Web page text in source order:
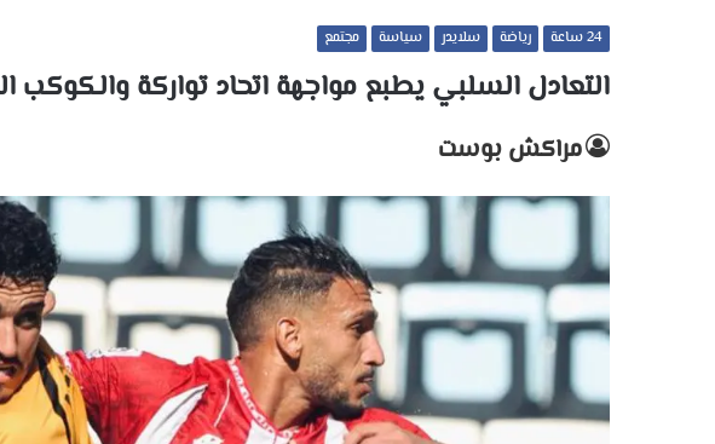
24 ساعة رياضة سلايدر سياسة مجتمع
التعادل السلبي يطبع مواجهة اتحاد تواركة والكوكب
مراكش بوست